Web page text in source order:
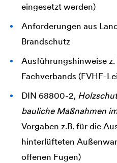
eingesetzt werden)
Anforderungen aus
Brandschutz
Ausführungshinweise z.
Fachverbands (FVHF-
DIN 68800-2,
bauliche Maßnahmen
Vorgaben z.B. für die
hinterlüfteten
offenen Fugen)